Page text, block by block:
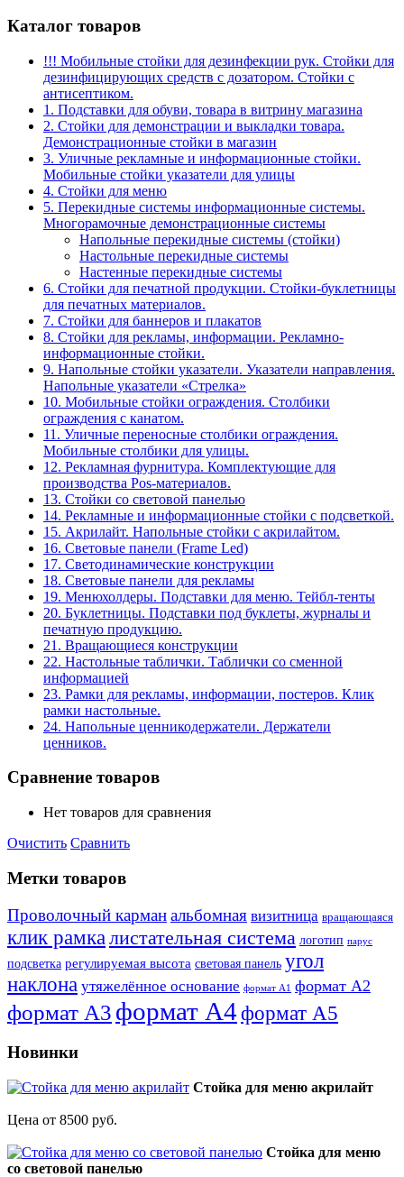
Каталог товаров
!!! Мобильные стойки для дезинфекции рук. Стойки для
дезинфицирующих средств с дозатором. Стойки с
антисептиком.
1. Подставки для обуви, товара в витрину магазина
2. Стойки для демонстрации и выкладки товара.
Демонстрационные стойки в магазин
3. Уличные рекламные и информационные стойки.
Мобильные стойки указатели для улицы
4. Стойки для меню
5. Перекидные системы информационные системы.
Многорамочные демонстрационные системы
Напольные перекидные системы (стойки)
Настольные перекидные системы
Настенные перекидные системы
6. Стойки для печатной продукции. Стойки-буклетницы
для печатных материалов.
7. Стойки для баннеров и плакатов
8. Стойки для рекламы, информации. Рекламно-
информационные стойки.
9. Напольные стойки указатели. Указатели направления.
Напольные указатели «Стрелка»
10. Мобильные стойки ограждения. Столбики
ограждения с канатом.
11. Уличные переносные столбики ограждения.
Мобильные столбики для улицы.
12. Рекламная фурнитура. Комплектующие для
производства Pos-материалов.
13. Стойки со световой панелью
14. Рекламные и информационные стойки с подсветкой.
15. Акрилайт. Напольные стойки с акрилайтом.
16. Световые панели (Frame Led)
17. Светодинамические конструкции
18. Световые панели для рекламы
19. Менюхолдеры. Подставки для меню. Тейбл-тенты
20. Буклетницы. Подставки под буклеты, журналы и
печатную продукцию.
21. Вращающиеся конструкции
22. Настольные таблички. Таблички со сменной
информацией
23. Рамки для рекламы, информации, постеров. Клик
рамки настольные.
24. Напольные ценникодержатели. Держатели
ценников.
Сравнение товаров
Нет товаров для сравнения
Очистить Сравнить
Метки товаров
Проволочный карманальбомная визитница вращающаяся
клик рамка листательная система логотип парус
подсветка регулируемая высота световая панель угол
наклона утяжелённое основание формат А1 формат А2
формат А3 формат А4формат А5
Новинки
Стойка для меню акрилайт
Цена от 8500 руб.
Стойка для меню
со световой панелью